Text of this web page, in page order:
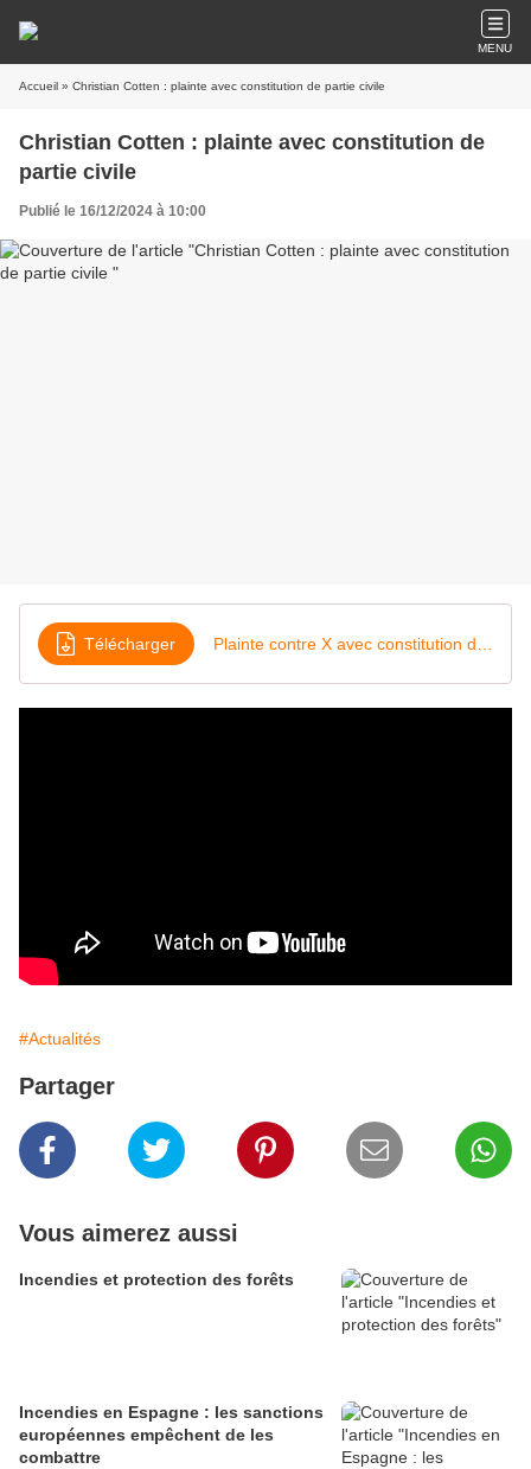
MENU
Accueil » Christian Cotten : plainte avec constitution de partie civile
Christian Cotten : plainte avec constitution de
partie civile
Publié le 16/12/2024 à 10:00
Télécharger
#Actualités
Partager
Vous aimerez aussi
Incendies et protection des forêts
Incendies en Espagne : les sanctions
européennes empêchent de les
combattre